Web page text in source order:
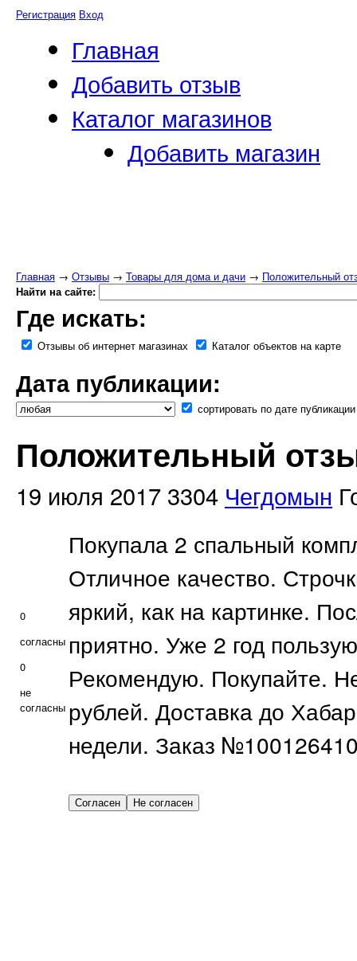
Регистрация Вход
Главная
Добавить отзыв
Каталог магазинов
Добавить магазин
Главная → Отзывы → Товары для дома и дачи → Положительный
Найти на сайте:
Где искать:
Отзывы об интернет магазинах Каталог объектов на карте
Дата публикации:
сортировать по дате публикации
Положительный
19 июля 2017 3304 Чегдомын
0
согласны
0
не
согласны
Покупала 2 спальный
Отличное качество.
яркий, как на картинке.
приятно. Уже 2 год
Рекомендую. Покупайте.
рублей. Доставка до
недели. Заказ